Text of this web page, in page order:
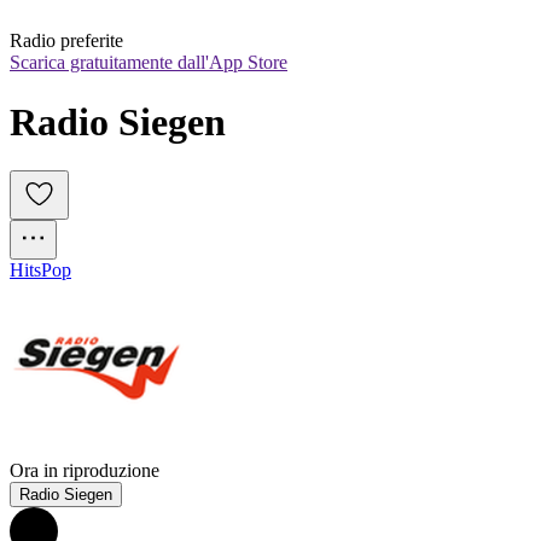
Radio preferite
Scarica gratuitamente dall'App Store
Radio Siegen
HitsPop
Ora in riproduzione
Radio Siegen